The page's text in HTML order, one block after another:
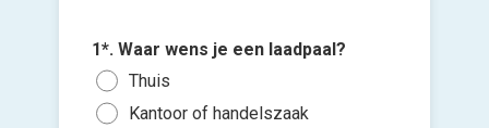
1*. Waar wens je een laadpaal?
Thuis
Kantoor of handelszaak